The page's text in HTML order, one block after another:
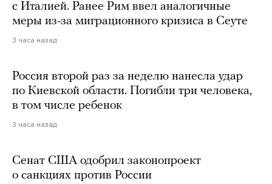
с Италией. Ранее Рим ввел аналогичные
меры из-за миграционного кризиса в Сеуте
3 часа назад
Россия второй раз за неделю нанесла удар
по Киевской области. Погибли три человека,
в том числе ребенок
3 часа назад
Сенат США одобрил законопроект
о санкциях против России